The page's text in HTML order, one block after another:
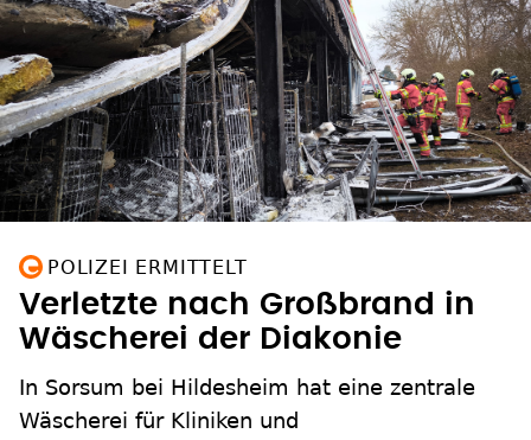
POLIZEI ERMITTELT
Verletzte nach Großbrand in
Wäscherei der Diakonie
In Sorsum bei Hildesheim hat eine zentrale
Wäscherei für Kliniken und